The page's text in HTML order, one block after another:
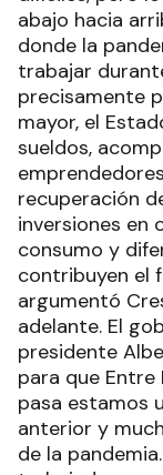
abajo hacia
donde la
trabajar
precisamente
mayor, el
sueldos,
recuperación
inversiones en
consumo y
contribuyen el
argumentó
adelante. El
presidente
para que Entre
pasa estamos
anterior y
de la